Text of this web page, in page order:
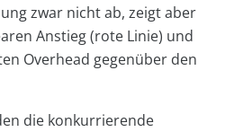
zwar nicht ab, zeigt aber
Anstieg (rote Linie) und
Overhead gegenüber den
die konkurrierende